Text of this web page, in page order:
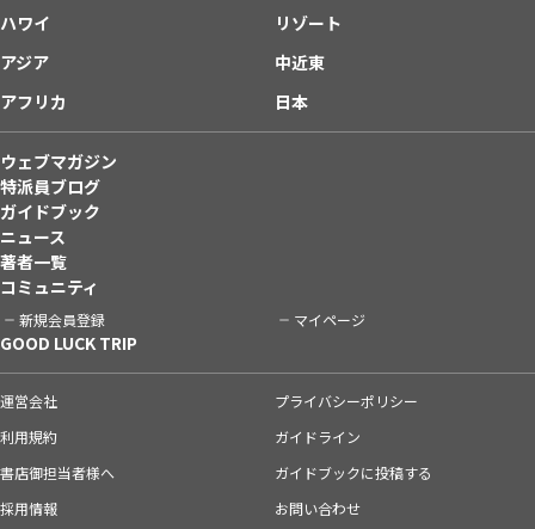
ハワイ
リゾート
アジア
中近東
アフリカ
日本
ウェブマガジン
特派員ブログ
ガイドブック
ニュース
著者一覧
コミュニティ
新規会員登録 マイページ
GOOD LUCK TRIP
運営会社
プライバシーポリシー
利用規約
ガイドライン
書店御担当者様へ
ガイドブックに投稿する
採用情報
お問い合わせ